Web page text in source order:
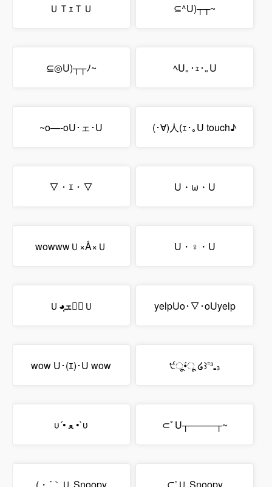
ＵＴｪＴＵ ⊆^U)┬┬~
⊆◎U)┬┬ﾉ~ ﾍU｡･ｪ･｡U
~o—-oU･ェ･U (･∀)人(ｪ･｡U touch♪
▽・ｴ・▽ U・ω・U
wowwwＵ×Å×Ｕ U・♀・U
Ｕ◕ฺܫฺ◕ฺＵ yelpUo･∇･oUyelp
wow U･(ｴ)･U wow ੯ू•́ू ໒꒱⁼³₌₃
υ´• ﻌ •`υ ⊂ﾟU┬────┬~
(・´｀Ｕ Snoopy ⊂’Ｕ Snoopy